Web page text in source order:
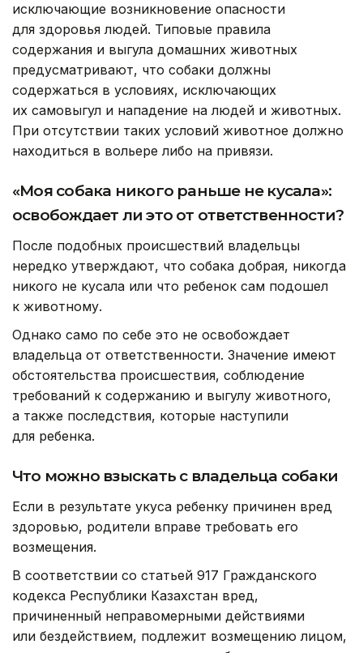
исключающие возникновение опасности
для здоровья людей. Типовые правила
содержания и выгула домашних животных
предусматривают, что собаки должны
содержаться в условиях, исключающих
их самовыгул и нападение на людей и животных.
При отсутствии таких условий животное должно
находиться в вольере либо на привязи.
«Моя собака никого раньше не кусала»:
освобождает ли это от ответственности?
После подобных происшествий владельцы
нередко утверждают, что собака добрая, никогда
никого не кусала или что ребенок сам подошел
к животному.
Однако само по себе это не освобождает
владельца от ответственности. Значение имеют
обстоятельства происшествия, соблюдение
требований к содержанию и выгулу животного,
а также последствия, которые наступили
для ребенка.
Что можно взыскать с владельца собаки
Если в результате укуса ребенку причинен вред
здоровью, родители вправе требовать его
возмещения.
В соответствии со статьей 917 Гражданского
кодекса Республики Казахстан вред,
причиненный неправомерными действиями
или бездействием, подлежит возмещению лицом,